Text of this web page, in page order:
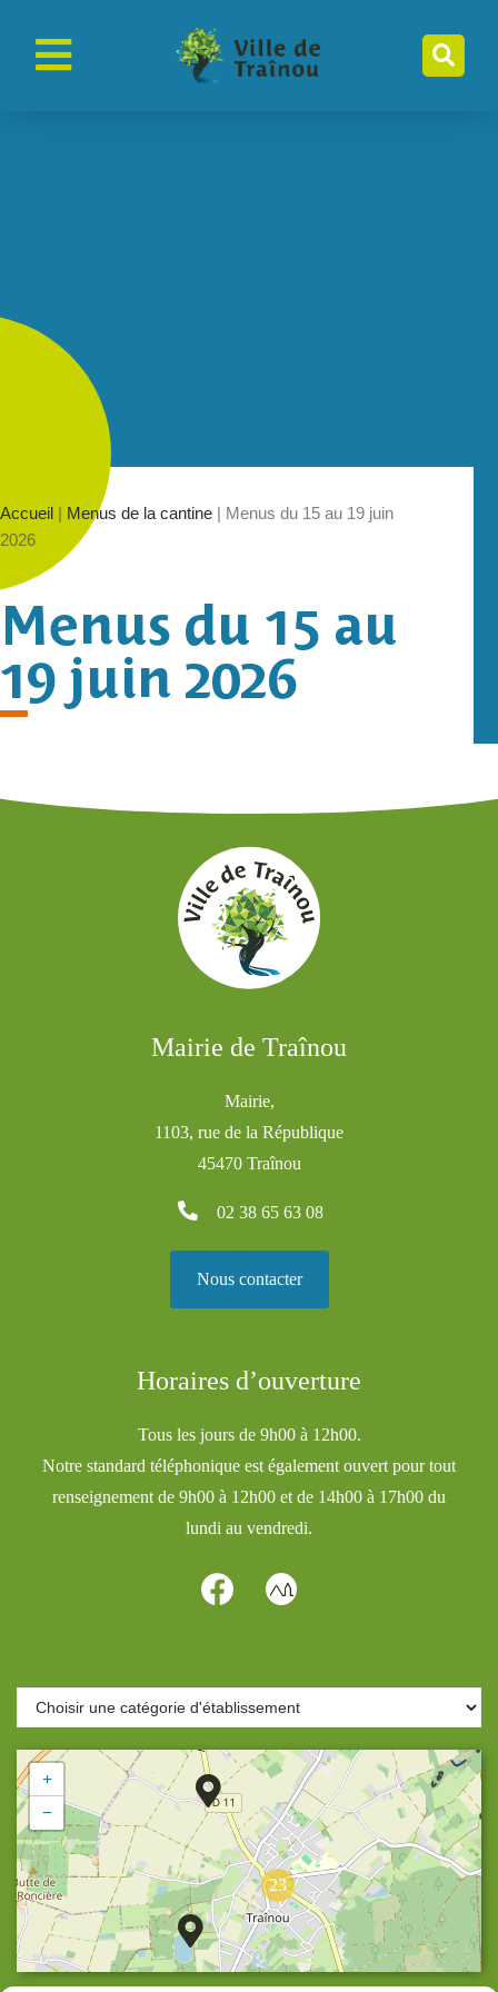
Accueil | Menus de la cantine | Menus du 15 au 19 juin
2026
Menus du 15 au
19 juin 2026
Mairie de Traînou
Mairie,
1103, rue de la République
45470 Traînou
02 38 65 63 08
Nous contacter
Horaires d’ouverture
Tous les jours de 9h00 à 12h00.
Notre standard téléphonique est également ouvert pour tout
renseignement de 9h00 à 12h00 et de 14h00 à 17h00 du
lundi au vendredi.
23
+
−